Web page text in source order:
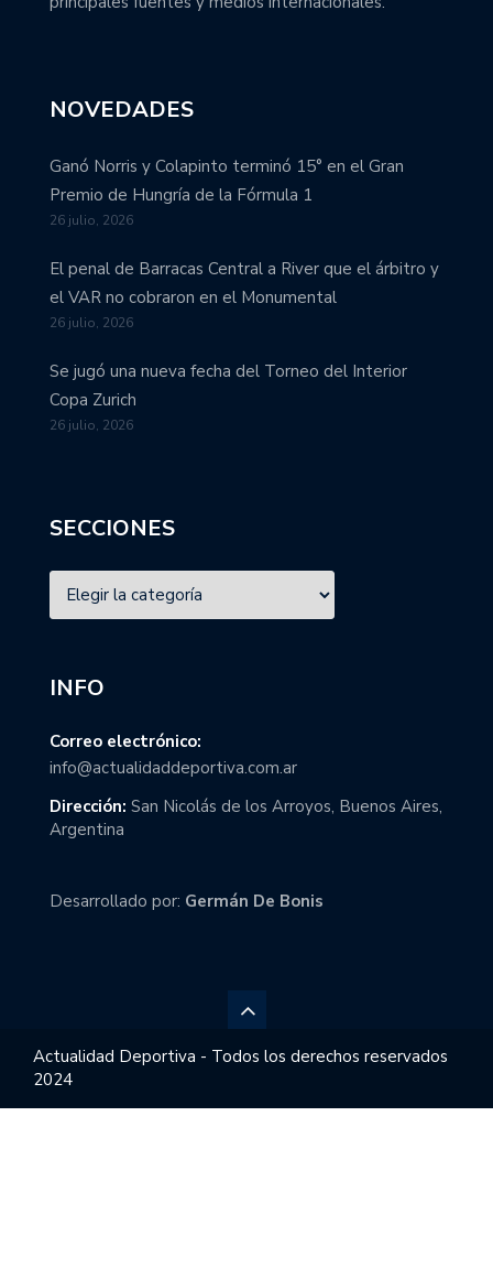
NOVEDADES
Ganó Norris y Colapinto terminó 15° en el Gran
Premio de Hungría de la Fórmula 1
26 julio, 2026
El penal de Barracas Central a River que el árbitro y
el VAR no cobraron en el Monumental
26 julio, 2026
Se jugó una nueva fecha del Torneo del Interior
Copa Zurich
26 julio, 2026
SECCIONES
INFO
Correo electrónico:
info@actualidaddeportiva.com.ar
Dirección: San Nicolás de los Arroyos, Buenos Aires,
Argentina
Desarrollado por: Germán De Bonis
Actualidad Deportiva - Todos los derechos reservados
2024